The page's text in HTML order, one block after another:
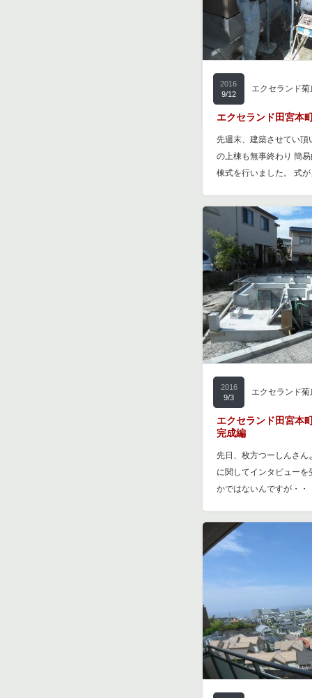
2016
9/12
エクセランド
エクセランド田宮本
先週末、建築させてい
の上棟も無事終わり 簡
棟式を行いました。 式
2016
9/3
エクセランド
エクセランド田宮本
完成編
先日、枚方つーしんさ
に関してインタビュー
かではないんですが・
2014
10/9
エクセランド
山之上北町「箱の家
こんにちは、ハウスゲー
「箱の家」最新情報で
す。 来月にはもう…